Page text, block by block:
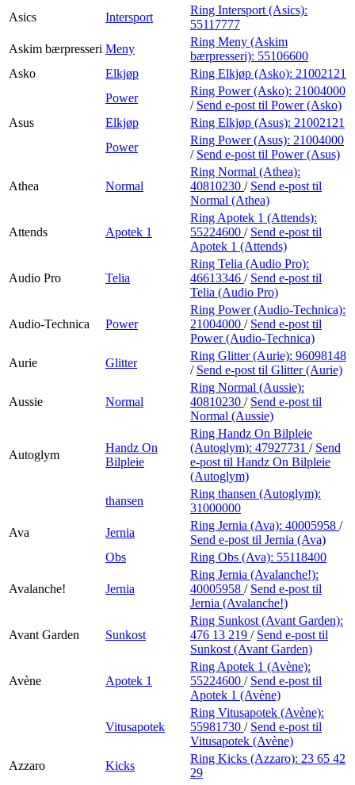
Asics
Intersport
Ring Intersport (Asics):
55117777
Askim bærpresseri Meny
Ring Meny (Askim
bærpresseri): 55106600
Asko
Elkjøp Ring Elkjøp (Asko): 21002121
Power
Ring Power (Asko): 21004000
/ Send e-post til Power (Asko)
Asus
Elkjøp Ring Elkjøp (Asus): 21002121
Power
Ring Power (Asus): 21004000
/ Send e-post til Power (Asus)
Athea Normal
Ring Normal (Athea):
40810230 / Send e-post til
Normal (Athea)
Attends Apotek 1
Ring Apotek 1 (Attends):
55224600 / Send e-post til
Apotek 1 (Attends)
Audio Pro Telia
Ring Telia (Audio Pro):
46613346 / Send e-post til
Telia (Audio Pro)
Audio-Technica Power
Ring Power (Audio-Technica):
21004000 / Send e-post til
Power (Audio-Technica)
Aurie
Glitter
Ring Glitter (Aurie): 96098148
/ Send e-post til Glitter (Aurie)
Aussie Normal
Ring Normal (Aussie):
40810230 / Send e-post til
Normal (Aussie)
Autoglym
Handz On
Bilpleie
Ring Handz On Bilpleie
(Autoglym): 47927731 / Send
e-post til Handz On Bilpleie
(Autoglym)
thansen
Ring thansen (Autoglym):
31000000
Ava
Jernia
Ring Jernia (Ava): 40005958 /
Send e-post til Jernia (Ava)
Obs
Ring Obs (Ava): 55118400
Avalanche! Jernia
Ring Jernia (Avalanche!):
40005958 / Send e-post til
Jernia (Avalanche!)
Avant Garden Sunkost
Ring Sunkost (Avant Garden):
476 13 219 / Send e-post til
Sunkost (Avant Garden)
Avène Apotek 1
Ring Apotek 1 (Avène):
55224600 / Send e-post til
Apotek 1 (Avène)
Vitusapotek
Ring Vitusapotek (Avène):
55981730 / Send e-post til
Vitusapotek (Avène)
Azzaro
Kicks
Ring Kicks (Azzaro): 23 65 42
29